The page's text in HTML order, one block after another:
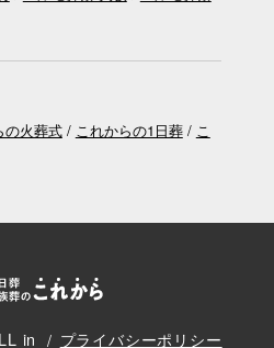
の火葬式 これからの1日葬
こ
in プライバシーポリシー